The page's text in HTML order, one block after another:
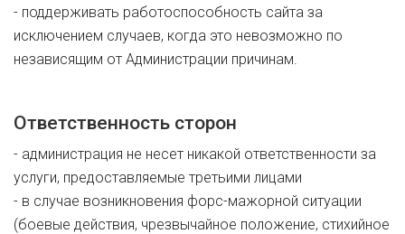
- поддерживать работоспособность сайта за
исключением случаев, когда это невозможно по
независящим от Администрации причинам.
Ответственность сторон
- администрация не несет никакой ответственности за
услуги, предоставляемые третьими лицами
- в случае возникновения форс-мажорной ситуации
(боевые действия, чрезвычайное положение, стихийное